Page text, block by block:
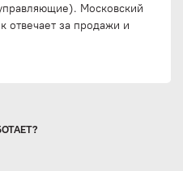
Московский
отвечает за продажи и